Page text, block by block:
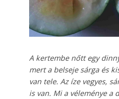
A kertembe nőtt egy
mert a belseje sárga és
van tele. Az íze vegyes,
is van. Mi a véleménye a